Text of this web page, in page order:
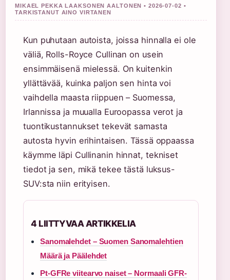
MIKAEL PEKKA LAAKSONEN AALTONEN • 2026-07-02 •
TARKISTANUT AINO VIRTANEN
Kun puhutaan autoista, joissa hinnalla ei ole
väliä, Rolls-Royce Cullinan on usein
ensimmäisenä mielessä. On kuitenkin
yllättävää, kuinka paljon sen hinta voi
vaihdella maasta riippuen – Suomessa,
Irlannissa ja muualla Euroopassa verot ja
tuontikustannukset tekevät samasta
autosta hyvin erihintaisen. Tässä oppaassa
käymme läpi Cullinanin hinnat, tekniset
tiedot ja sen, mikä tekee tästä luksus-
SUV:sta niin erityisen.
4 LIITTYVAA ARTIKKELIA
Sanomalehdet – Suomen Sanomalehtien
Määrä ja Päälehdet
Pt-GFRe viitearvo naiset – Normaali GFR-